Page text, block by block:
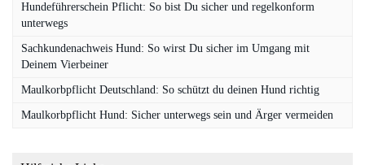
Hundeführerschein Pflicht: So bist Du sicher und regelkonform
unterwegs
Sachkundenachweis Hund: So wirst Du sicher im Umgang mit
Deinem Vierbeiner
Maulkorbpflicht Deutschland: So schützt du deinen Hund richtig
Maulkorbpflicht Hund: Sicher unterwegs sein und Ärger vermeiden